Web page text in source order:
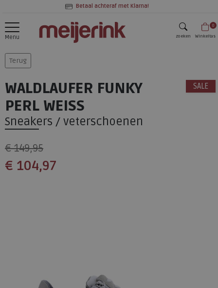
Betaal achteraf met Klarna!
Menu zoeken
0
Winkeltas
Terug
SALE
WALDLAUFER FUNKY
PERL WEISS
Sneakers / veterschoenen
€ 149,95
€ 104,97